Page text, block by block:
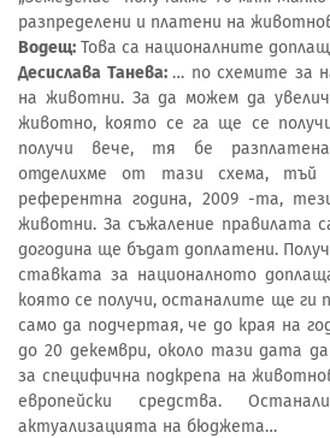
разпределени и платени на
Водещ: Това са националните
Десислава Танева:… по схемите за
на животни. За да можем да
животно, която се га ще се
получи вече, тя бе
отделихме от тази схема,
референтна година, 2009 -та,
животни. За съжаление правилата
догодина ще бъдат доплатени.
ставката за националното
която се получи, останалите ще ги
само да подчертая, че до края на
до 20 декември, около тази дата
за специфична подкрепа на
европейски средства.
актуализацията на бюджета…